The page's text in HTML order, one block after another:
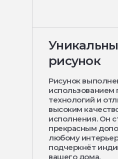
рисунок
Рисунок
использованием
технологий и
высоким
исполнения. Он
прекрасным
любому
подчеркнёт
вашего дома.